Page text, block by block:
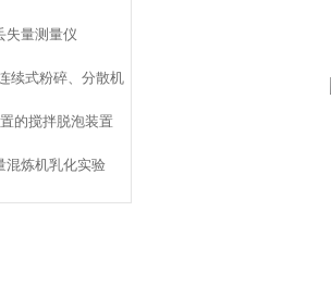
失量测量仪
续式粉碎、分散机
的搅拌脱泡装置
混炼机乳化实验